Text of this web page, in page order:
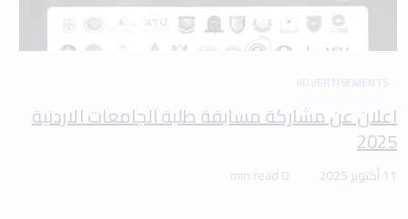
ADVERTISEMENTS
اعلان عن مشاركة مسابقة طلبة الجامعات الاردنية
2025
11 أكتوبر 2025 0 min read